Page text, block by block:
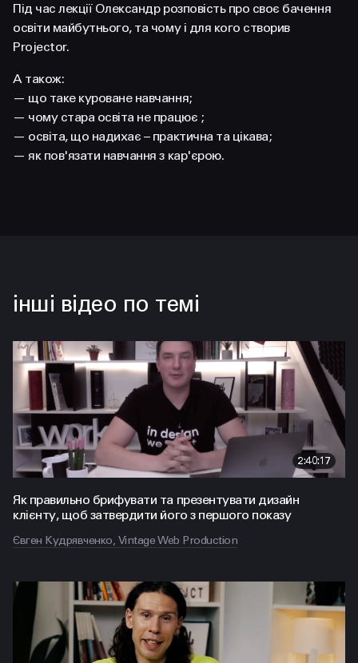
Під час лекції Олександр розповість про своє бачення
освіти майбутнього, та чому і для кого створив
Projector.
А також:
— що таке куроване навчання;
— чому стара освіта не працює ;
— освіта, що надихає – практична та цікава;
— як пов'язати навчання з кар'єрою.
інші відео по темі
2:40:17
Як правильно брифувати та презентувати дизайн
клієнту, щоб затвердити його з першого показу
Євген Кудрявченко, Vintage Web Production